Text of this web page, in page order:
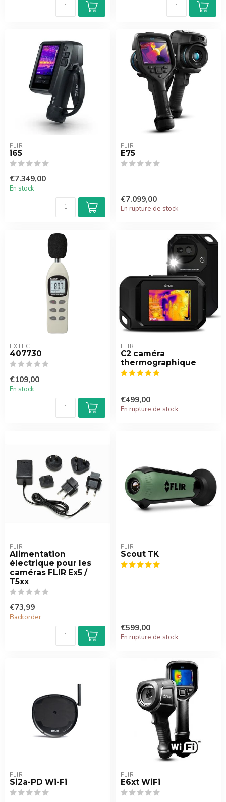
FLIR
i65
€7.349,00
En stock
FLIR
E75
€7.099,00
En rupture de stock
EXTECH
407730
€109,00
En stock
FLIR
C2 caméra
thermographique
€499,00
En rupture de stock
FLIR
Alimentation
électrique pour les
caméras FLIR Ex5 /
T5xx
€73,99
Backorder
FLIR
Scout TK
€599,00
En rupture de stock
FLIR
Si2a-PD Wi-Fi
FLIR
E6xt WiFi